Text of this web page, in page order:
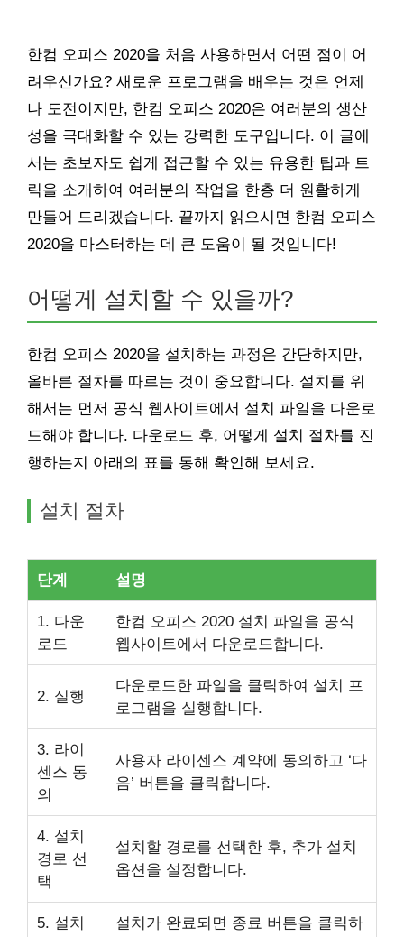
한컴 오피스 2020을 처음 사용하면서 어떤 점이 어
려우신가요? 새로운 프로그램을 배우는 것은 언제
나 도전이지만, 한컴 오피스 2020은 여러분의 생산
성을 극대화할 수 있는 강력한 도구입니다. 이 글에
서는 초보자도 쉽게 접근할 수 있는 유용한 팁과 트
릭을 소개하여 여러분의 작업을 한층 더 원활하게
만들어 드리겠습니다. 끝까지 읽으시면 한컴 오피스
2020을 마스터하는 데 큰 도움이 될 것입니다!
어떻게 설치할 수 있을까?
한컴 오피스 2020을 설치하는 과정은 간단하지만,
올바른 절차를 따르는 것이 중요합니다. 설치를 위
해서는 먼저 공식 웹사이트에서 설치 파일을 다운로
드해야 합니다. 다운로드 후, 어떻게 설치 절차를 진
행하는지 아래의 표를 통해 확인해 보세요.
설치 절차
단계 설명
1. 다운
로드
한컴 오피스 2020 설치 파일을 공식
웹사이트에서 다운로드합니다.
2. 실행
다운로드한 파일을 클릭하여 설치 프
로그램을 실행합니다.
3. 라이
센스 동
의
사용자 라이센스 계약에 동의하고 ‘다
음’ 버튼을 클릭합니다.
4. 설치
경로 선
택
설치할 경로를 선택한 후, 추가 설치
옵션을 설정합니다.
5. 설치
설치가 완료되면 종료 버튼을 클릭하